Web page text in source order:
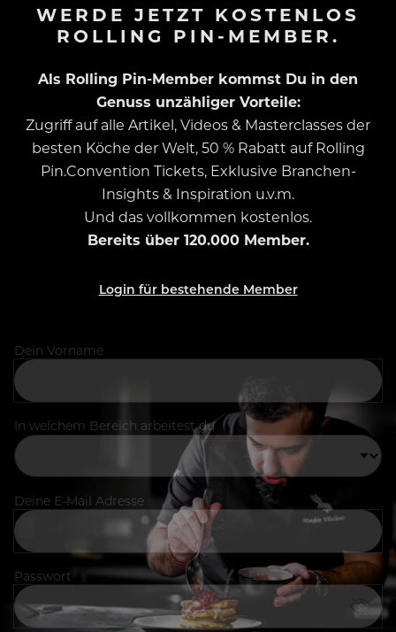
WERDE JETZT KOSTENLOS
ROLLING PIN-MEMBER.
Als Rolling Pin-Member kommst Du in den
Genuss unzähliger Vorteile:
Zugriff auf alle Artikel, Videos & Masterclasses der
besten Köche der Welt, 50 % Rabatt auf Rolling
Pin.Convention Tickets, Exklusive Branchen-
Insights & Inspiration u.v.m.
Und das vollkommen kostenlos.
Bereits über 120.000 Member.
Login für bestehende Member
Dein Vorname
In welchem Bereich arbeitest du
Deine E-Mail Adresse
Passwort